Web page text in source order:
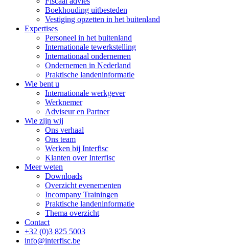
Boekhouding uitbesteden
Vestiging opzetten in het buitenland
Expertises
Personeel in het buitenland
Internationale tewerkstelling
Internationaal ondernemen
Ondernemen in Nederland
Praktische landeninformatie
Wie bent u
Internationale werkgever
Werknemer
Adviseur en Partner
Wie zijn wij
Ons verhaal
Ons team
Werken bij Interfisc
Klanten over Interfisc
Meer weten
Downloads
Overzicht evenementen
Incompany Trainingen
Praktische landeninformatie
Thema overzicht
Contact
+32 (0)3 825 5003
info@interfisc.be